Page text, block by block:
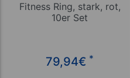
Fitness Ring, stark, rot,
10er Set
79,94€ *